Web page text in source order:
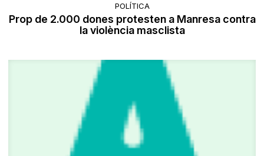
POLÍTICA
Prop de 2.000 dones protesten a Manresa contra
la violència masclista